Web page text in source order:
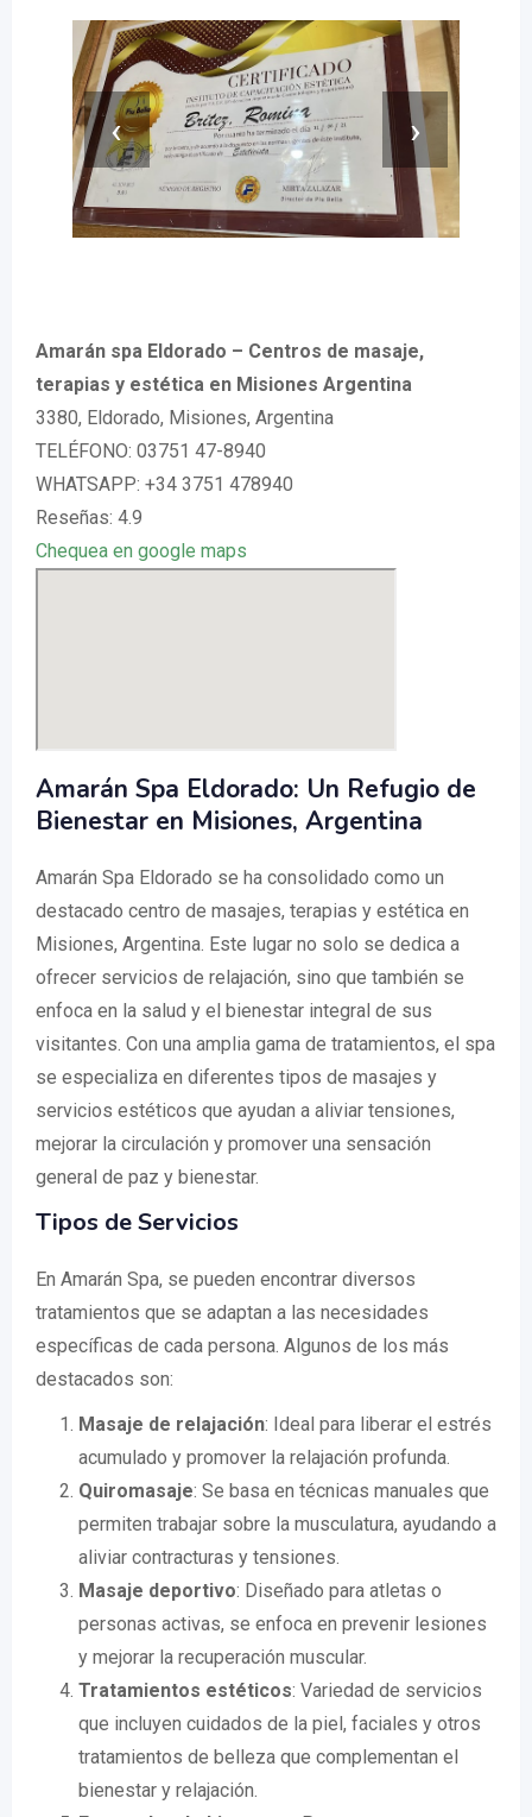
‹ ›
Amarán spa Eldorado – Centros de masaje,
terapias y estética en Misiones Argentina
3380, Eldorado, Misiones, Argentina
TELÉFONO: 03751 47-8940
WHATSAPP: +34 3751 478940
Reseñas: 4.9
Chequea en google maps
Amarán Spa Eldorado: Un Refugio de
Bienestar en Misiones, Argentina
Amarán Spa Eldorado se ha consolidado como un
destacado centro de masajes, terapias y estética en
Misiones, Argentina. Este lugar no solo se dedica a
ofrecer servicios de relajación, sino que también se
enfoca en la salud y el bienestar integral de sus
visitantes. Con una amplia gama de tratamientos, el spa
se especializa en diferentes tipos de masajes y
servicios estéticos que ayudan a aliviar tensiones,
mejorar la circulación y promover una sensación
general de paz y bienestar.
Tipos de Servicios
En Amarán Spa, se pueden encontrar diversos
tratamientos que se adaptan a las necesidades
específicas de cada persona. Algunos de los más
destacados son:
Masaje de relajación: Ideal para liberar el estrés
acumulado y promover la relajación profunda.
Quiromasaje: Se basa en técnicas manuales que
permiten trabajar sobre la musculatura, ayudando a
aliviar contracturas y tensiones.
Masaje deportivo: Diseñado para atletas o
personas activas, se enfoca en prevenir lesiones
y mejorar la recuperación muscular.
Tratamientos estéticos: Variedad de servicios
que incluyen cuidados de la piel, faciales y otros
tratamientos de belleza que complementan el
bienestar y relajación.